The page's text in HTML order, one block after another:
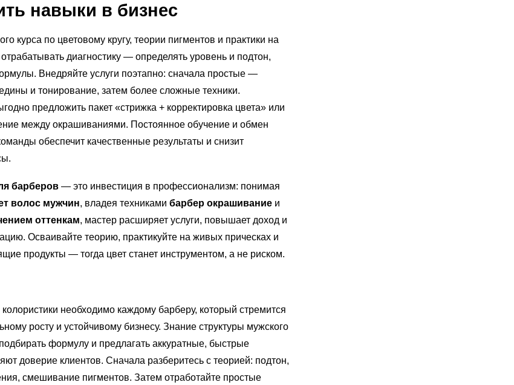
навыки в бизнес
курса по цветовому кругу, теории пигментов и практики на
диагностику — определять уровень и подтон,
Внедряйте услуги поэтапно: сначала простые —
и тонирование, затем более сложные техники.
предложить пакет «стрижка + корректировка цвета» или
между окрашиваниями. Постоянное обучение и обмен
обеспечит качественные результаты и снизит
барберов — это инвестиция в профессионализм: понимая
волос мужчин, владея техниками барбер окрашивание и
оттенкам, мастер расширяет услуги, повышает доход и
Осваивайте теорию, практикуйте на живых прическах и
продукты — тогда цвет станет инструментом, а не риском.
необходимо каждому барберу, который стремится
росту и устойчивому бизнесу. Знание структуры мужского
формулу и предлагать аккуратные, быстрые
доверие клиентов. Сначала разберитесь с теорией: подтон,
смешивание пигментов. Затем отработайте простые